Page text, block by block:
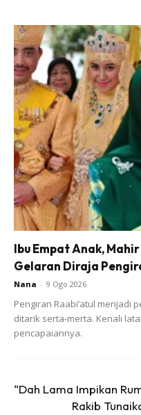
pasangan hidup yang
anak yang soleh dan
yang baik.
Subhanallah.
Sahabat,
Dalam kita mencari dan
Al-Quran dan hadis
mendapatkannya.
Ibu Empat Anak,
Gelaran Diraja
Nana - 9 Ogo 2026
Pengiran Raabi’atul menjadi
ditarik serta-merta. Kenali
pencapaiannya.
“Dah Lama Impikan
Rakib